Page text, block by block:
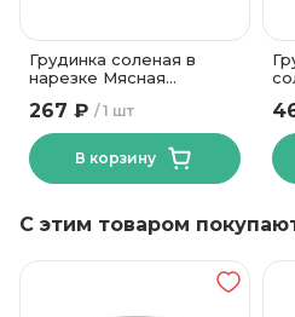
Грудинка соленая в
нарезке Мясная
1 шт
267 ₽
В корзину
С этим товаром